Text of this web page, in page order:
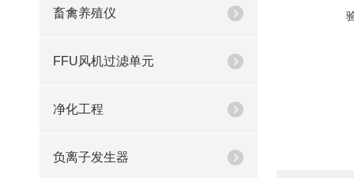
畜禽养殖仪
FFU风机过滤单元
净化工程
负离子发生器